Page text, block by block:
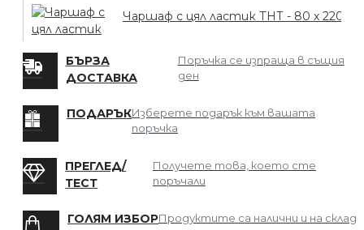
Чаршаф с цял ластик ТНТ - 80 х 220
БЪРЗА
ДОСТАВКА
Поръчка се изпраща в същия
ден
ПОДАРЪКИзберете подарък към вашата
поръчка
ПРЕГЛЕД/
ТЕСТ
Получете това, което сте
поръчали
ГОЛЯМ ИЗБОРПродуктите са налични и на склад